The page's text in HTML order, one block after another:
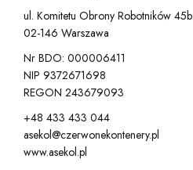
ul. Komitetu Obrony Robotników 45b
02-146 Warszawa
Nr BDO: 000006411
NIP 9372671698
REGON 243679093
+48 433 433 044
asekol@czerwonekontenery.pl
www.asekol.pl